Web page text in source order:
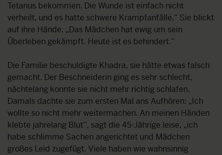
Tetanus bekommen. Die Wunde ist einfach nicht
verheilt, und es hatte schwere Krampfanfälle.“ Sie blickt
auf ihre Hände. „Das Mädchen hat ewig um sein
Überleben gekämpft. Heute ist es behindert.“
Die Familie beschuldigte Khadra, sie hätte etwas falsch
gemacht. Der Beschneiderin ging es sehr schlecht,
nächtelang konnte sie nicht mehr richtig schlafen.
Damals dachte sie zum ersten Mal ans Aufhören: „Ich
wollte so nicht mehr weitermachen. An meinen Händen
klebte jahrelang Blut“, sagt die 45-Jährige leise, „ich
habe schlimme Sachen angerichtet und Mädchen
großes Leid zugefügt. Viele haben wie wahnsinnig